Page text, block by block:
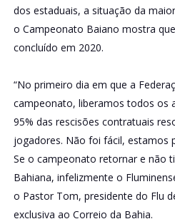
dos estaduais, a situação da
o Campeonato Baiano mostra
concluído em 2020.
“No primeiro dia em que a
campeonato, liberamos todos os
95% das rescisões contratuais
jogadores. Não foi fácil, estamos
Se o campeonato retornar e não
Bahiana, infelizmente o
o Pastor Tom, presidente do Flu
exclusiva ao Correio da Bahia.